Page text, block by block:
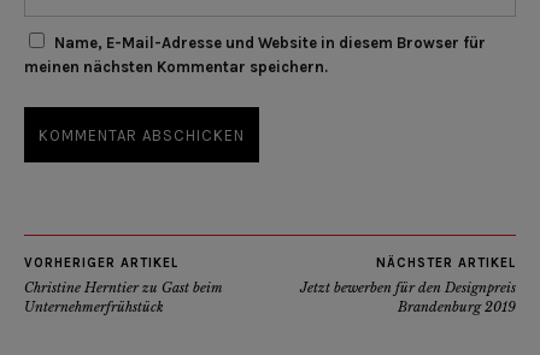
Name, E-Mail-Adresse und Website in diesem Browser für
meinen nächsten Kommentar speichern.
VORHERIGER ARTIKEL
Christine Herntier zu Gast beim
Unternehmerfrühstück
NÄCHSTER ARTIKEL
Jetzt bewerben für den Designpreis
Brandenburg 2019